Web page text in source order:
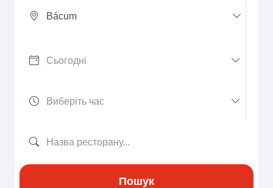
Bácum
Пошук